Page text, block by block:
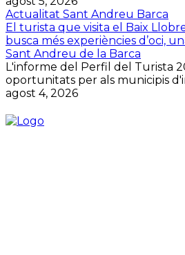
Actualitat Sant Andreu Barca
El turista que visita el Baix
busca més experiències d’oci,
Sant Andreu de la Barca
L'informe del Perfil del Turista
oportunitats per als municipis
agost 4, 2026